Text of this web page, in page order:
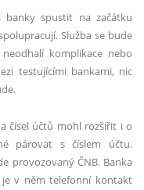
banky spustit na začátku
Služba se bude
komplikace nebo
testujícími bankami, nic
čísel účtů mohl rozšířit i o
párovat s číslem účtu.
provozovaný ČNB. Banka
v něm telefonní kontakt